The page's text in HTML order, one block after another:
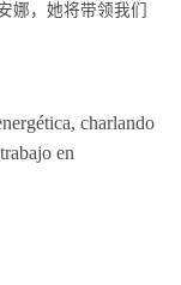
娜，她将带领我们